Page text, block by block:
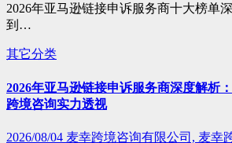
2026年亚马逊链接申诉服务商十大榜单
到…
其它分类
2026年亚马逊链接申诉服务商深度解析
跨境咨询实力透视
2026/08/04 麦幸跨境咨询有限公司, 麦幸